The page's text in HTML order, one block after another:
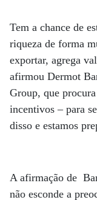
Tem a chance de
riqueza de forma
exportar, agrega
afirmou Dermot
Group, que
incentivos – para
disso e estamos
A afirmação de
não esconde a